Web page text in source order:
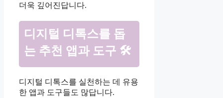
더욱 깊어진답니다.
디지털 디톡스를 돕
는 추천 앱과 도구 🛠
디지털 디톡스를 실천하는 데 유용
한 앱과 도구들도 많답니다.